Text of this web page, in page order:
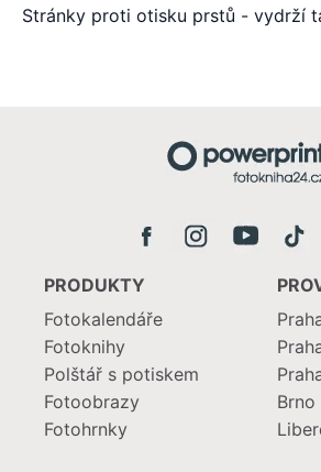
Stránky proti otisku prstů - vydrží
PRODUKTY
Fotokalendáře
Fotoknihy
Polštář s potiskem
Fotoobrazy
Fotohrnky